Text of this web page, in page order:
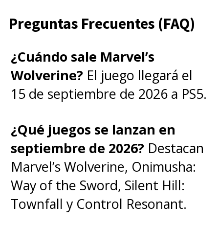
Preguntas Frecuentes (FAQ)
¿Cuándo sale Marvel’s
Wolverine? El juego llegará el
15 de septiembre de 2026 a PS5.
¿Qué juegos se lanzan en
septiembre de 2026? Destacan
Marvel’s Wolverine, Onimusha:
Way of the Sword, Silent Hill:
Townfall y Control Resonant.